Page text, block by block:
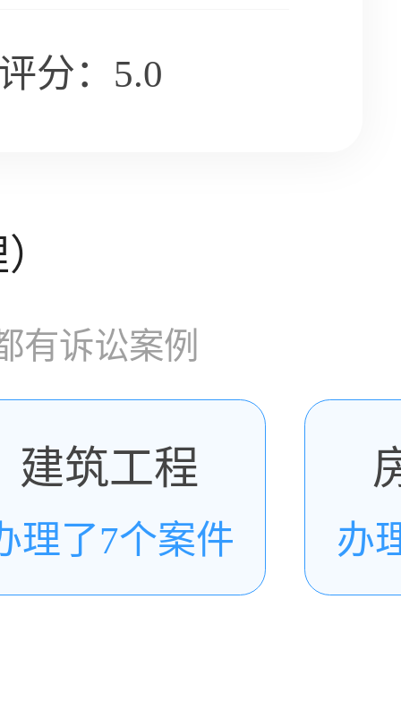
分：5.0
有诉讼案例
建筑工程
理了7个案件 办